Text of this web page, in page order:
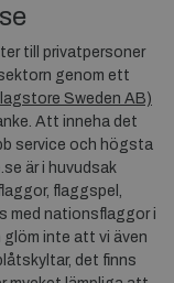
till privatpersoner
genom ett
Sweden AB)
Att inneha det
service och högsta
är i huvudsak
flaggspel,
med nationsflaggor i
glöm inte att vi även
det finns